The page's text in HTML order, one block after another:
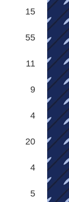
15
55
11
9
4
20
4
5